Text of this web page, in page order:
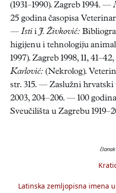
(1931–1990). Zagreb 1994. —
25 godina časopisa
— Isti i J. Živković:
higijenu i tehnologiju
1997). Zagreb 1998, 11,
Karlović: (Nekrolog).
str. 315. — Zaslužni hrvatski
2003, 204–206. — 100
Sveučilišta u Zagrebu
Latinska zemljopisna imena